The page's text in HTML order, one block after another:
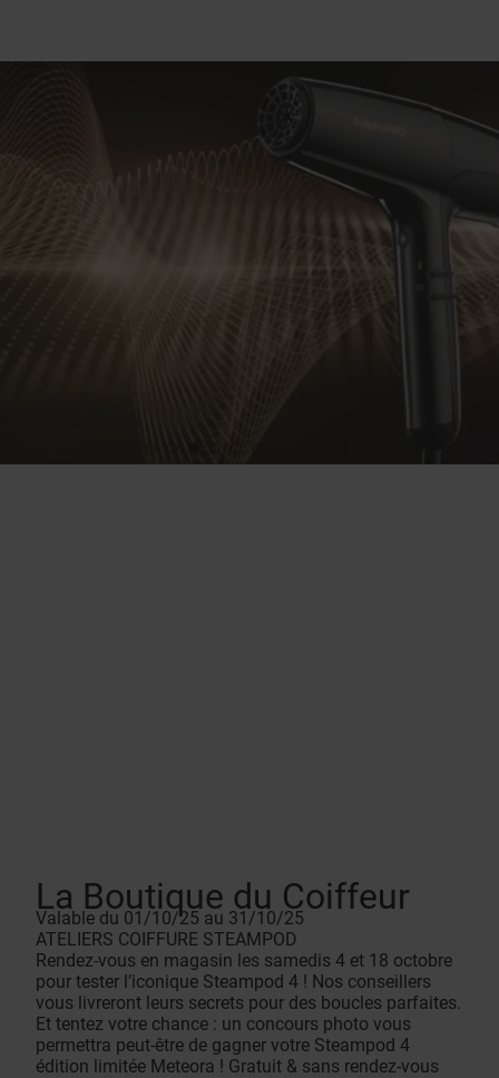
La Boutique du Coiffeur
Valable du 01/10/25 au 31/10/25
ATELIERS COIFFURE STEAMPOD
Rendez-vous en magasin les samedis 4 et 18 octobre
pour tester l’iconique Steampod 4 ! Nos conseillers
vous livreront leurs secrets pour des boucles parfaites.
Et tentez votre chance : un concours photo vous
permettra peut-être de gagner votre Steampod 4
édition limitée Meteora ! Gratuit & sans rendez-vous